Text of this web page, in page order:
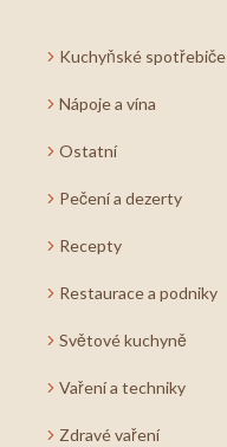
Kuchyňské spotřebiče
Nápoje a vína
Ostatní
Pečení a dezerty
Recepty
Restaurace a podniky
Světové kuchyně
Vaření a techniky
Zdravé vaření